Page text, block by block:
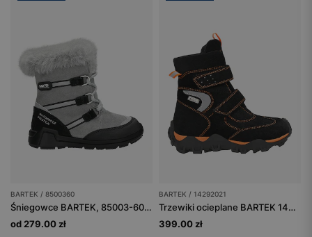
BARTEK / 8500360
Śniegowce BARTEK, 85003-60, popielato-czarne
od 279.00 zł
BARTEK / 14292021
Trzewiki ocieplane BARTEK 14292021, czarno-pomarańczowe
399.00 zł